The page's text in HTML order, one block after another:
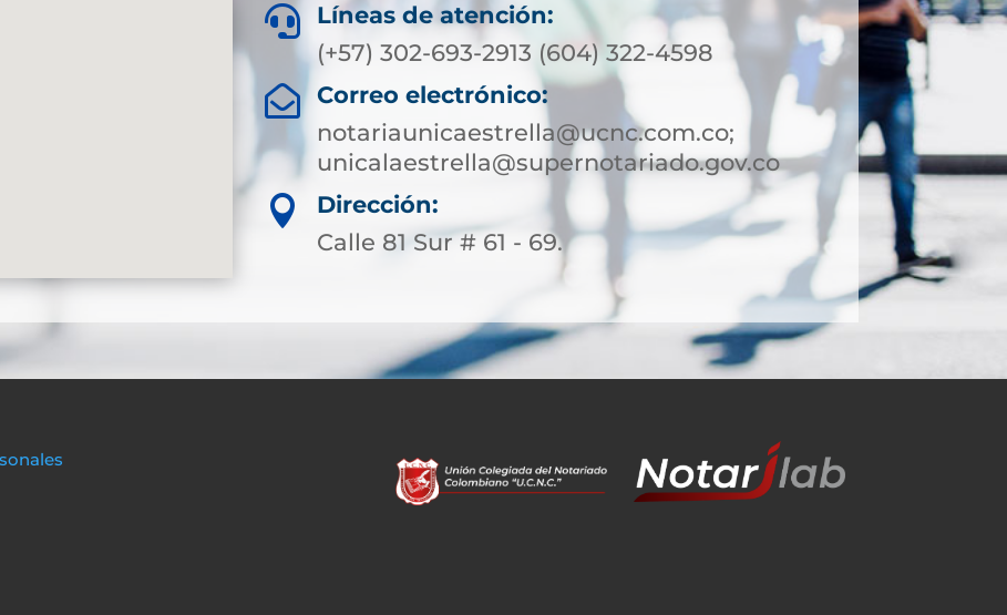

Líneas de atención:
(+57) 302-693-2913 (604) 322-4598

Correo electrónico:
notariaunicaestrella@ucnc.com.co;
unicalaestrella@supernotariado.gov.co

Dirección:
Calle 81 Sur # 61 - 69.